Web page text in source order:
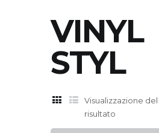
VINYL
STYL
Visualizzazione del
risultato